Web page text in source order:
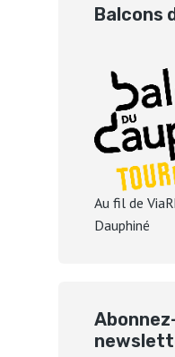
Balcons
Au fil de
Dauphiné